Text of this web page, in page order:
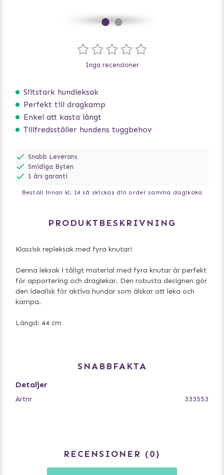
Slitstark hundleksak
Perfekt till dragkamp
Enkel att kasta långt
Tillfredsställer hundens tuggbehov
Inga recensioner
Snabb Leverans
Smidiga Byten
1 års garanti
Beställ innan kl. 14 så skickas din order samma dag!kaka
PRODUKTBESKRIVNING
Klassisk repleksak med fyra knutar!
Denna leksak i tåligt material med fyra knutar är perfekt
för apportering och draglekar. Den robusta designen gör
den idealisk för aktiva hundar som älskar att leka och
kampa.
Längd: 44 cm
SNABBFAKTA
Detaljer
Artnr 333553
RECENSIONER 0